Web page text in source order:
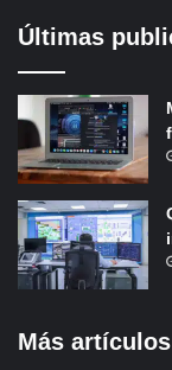
Últimas
Más artículos